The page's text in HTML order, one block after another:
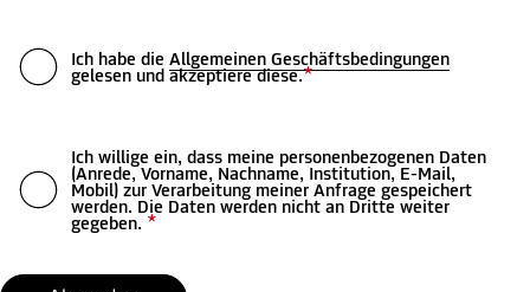
Ich habe die Allgemeinen Geschäftsbedingungen
gelesen und akzeptiere diese.*
Ich willige ein, dass meine personenbezogenen Daten
(Anrede, Vorname, Nachname, Institution, E-Mail,
Mobil) zur Verarbeitung meiner Anfrage gespeichert
werden. Die Daten werden nicht an Dritte weiter
gegeben. *